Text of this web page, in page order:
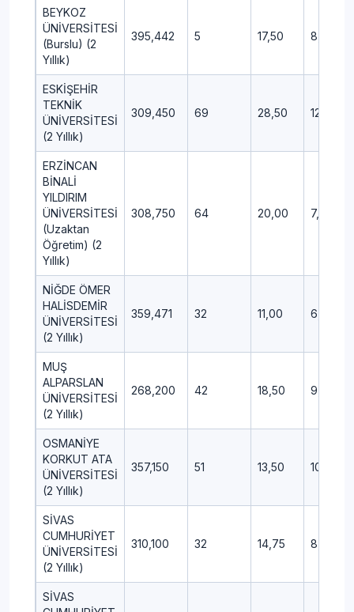
BEYKOZ
ÜNİVERSİTESİ
(Burslu) (2
Yıllık)
395,442 5 17,50 8,75
ESKİŞEHİR
TEKNİK
ÜNİVERSİTESİ
(2 Yıllık)
309,450 69 28,50 12,75
ERZİNCAN
BİNALİ
YILDIRIM
ÜNİVERSİTESİ
(Uzaktan
Öğretim) (2
Yıllık)
308,750 64 20,00 7,50
NİĞDE ÖMER
HALİSDEMİR
ÜNİVERSİTESİ
(2 Yıllık)
359,471 32 11,00 6,25
MUŞ
ALPARSLAN
ÜNİVERSİTESİ
(2 Yıllık)
268,200 42 18,50 9,75
OSMANİYE
KORKUT ATA
ÜNİVERSİTESİ
(2 Yıllık)
357,150 51 13,50 10,00
SİVAS
CUMHURİYET
ÜNİVERSİTESİ
(2 Yıllık)
310,100 32 14,75 8,50
SİVAS